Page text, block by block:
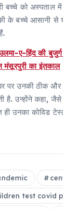
बच्चे को अस्पताल में
के बच्चे आसानी से
ए-हिंद की
मंसूरपुरी का इंतकाल
घर पर उनकी ठीक
है. उन्होंने कहा, जैसे
ही उनका कोविड
test covid